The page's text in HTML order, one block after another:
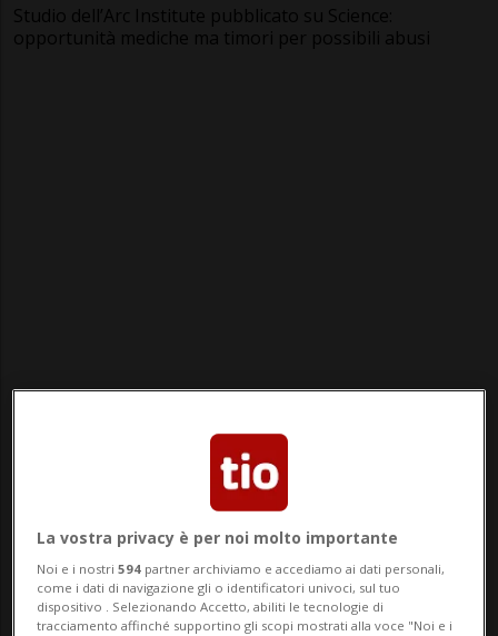
Studio dell’Arc Institute pubblicato su Science:
opportunità mediche ma timori per possibili abusi
La vostra privacy è per noi molto importante
Noi e i nostri594 partner archiviamo e accediamo ai dati personali,
come i dati di navigazione gli o identificatori univoci, sul tuo
dispositivo . Selezionando Accetto, abiliti le tecnologie di
tracciamento affinché supportino gli scopi mostrati alla voce "Noi e i